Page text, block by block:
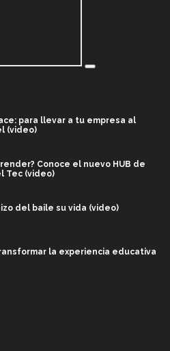
para llevar a tu empresa al
(video)
Conoce el nuevo HUB de
Tec (video)
del baile su vida (video)
la experiencia educativa